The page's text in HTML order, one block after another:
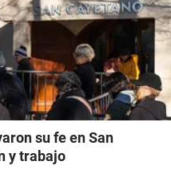
su fe en San
y trabajo